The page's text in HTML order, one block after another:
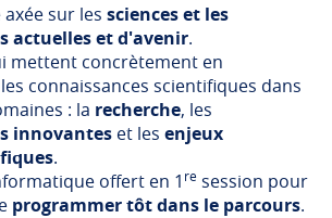
sur les sciences et les
actuelles et d'avenir.
mettent concrètement en
les connaissances scientifiques dans
: la recherche, les
innovanteset les enjeux
.
offert en 1 resession pour
programmer tôt dans le parcours.